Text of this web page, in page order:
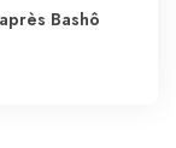
Bashô